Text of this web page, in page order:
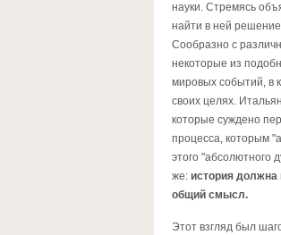
науки. Стремясь
найти в ней
Сообразно с
некоторые из
мировых событий, в
своих целях.
которые суждено
процесса, которым
этого "абсолютного
же: история
общий смысл.
Этот взгляд был